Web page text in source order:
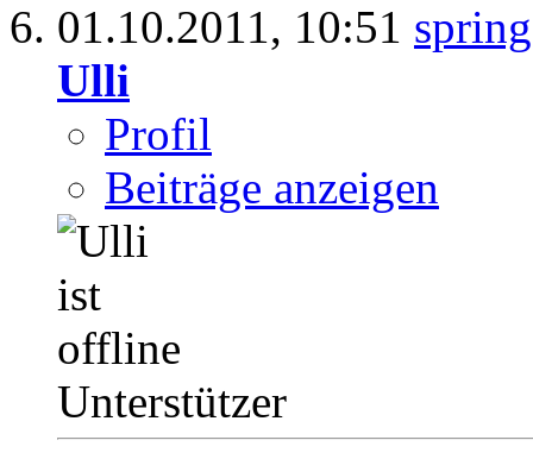
01.10.2011, 10:51
Ulli
Profil
Beiträge anzeigen
Unterstützer